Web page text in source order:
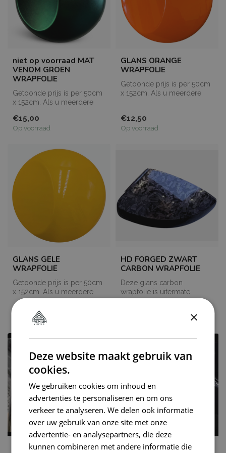
niet op voorraad MAT
VENOM GROEN
WRAPFOLIE
Getoonde prijs is per 50cm
x 152cm. Als u meerdere
de...
€15,00
Op voorraad
GLANS ORANGE
WRAPFOLIE
Getoonde prijs is per 50cm
x 152cm. Als u meerdere
€12,50
Op voorraad
GLANS GELE
WRAPFOLIE
Getoonde prijs is per 50cm
x 152cm. Als u meerdere
meters bestelt, dan worden
€12,50
Op voorraad
HD FORGED ZWART
CARBON WRAPFOLIE
Deze glans carbon
wrapfolie is uitermate
geschikt om uw dak,
2D CARBON GOUD
2D CARBON ZILVER
×
Deze website maakt gebruik van
cookies.
We gebruiken cookies om inhoud en
advertenties te personaliseren en om ons
verkeer te analyseren. We delen ook informatie
over uw gebruik van onze site met onze
advertentie- en analysepartners, die deze
kunnen combineren met andere informatie die